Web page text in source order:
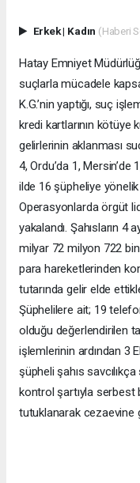
Erkek| Kadın (Haberi
Hatay Emniyet
suçlarla mücadele
K.G.’nin yaptığı, suç
kredi kartlarının kötüye
gelirlerinin aklanması
4, Ordu’da 1,
ilde 16 şüpheliye yönelik
Operasyonlarda örgüt
yakalandı. Şahısların 4
milyar 72 milyon 722
para hareketlerinden
tutarında gelir elde
Şüphelilere ait; 19
olduğu değerlendirilen
işlemlerinin ardından 3
şüpheli şahıs
kontrol şartıyla serbest
tutuklanarak cezaevine